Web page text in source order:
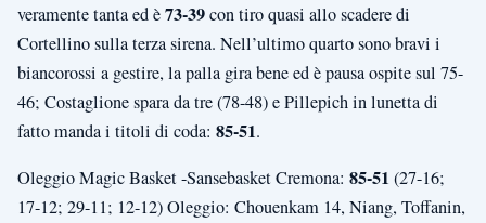
veramente tanta ed è73-39con tiro quasi allo scadere di
Cortellino sulla terza sirena. Nell’ultimo quarto sono bravi i
biancorossi a gestire, la palla gira bene ed è pausa ospite sul 75-
46; Costaglione spara da tre (78-48) e Pillepich in lunetta di
fatto manda i titoli di coda: 85-51.
Oleggio Magic Basket -Sansebasket Cremona: 85-51 (27-16;
17-12; 29-11; 12-12) Oleggio: Chouenkam 14, Niang, Toffanin,